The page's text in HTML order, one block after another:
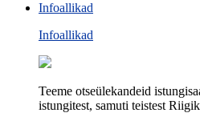
Infoallikad
Infoallikad
Teeme otseülekandeid
istungitest, samuti teistest